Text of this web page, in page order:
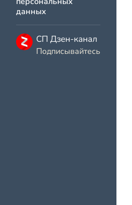
данных
СП Дзен-канал
Подписывайтесь